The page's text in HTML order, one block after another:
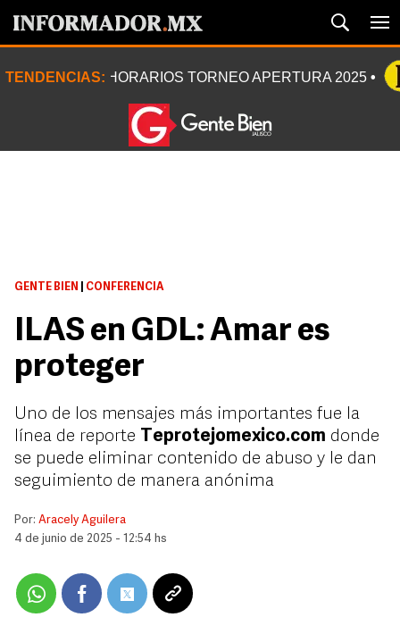
TENDENCIAS: HORARIOS TORNEO APERTURA 2025
GENTE BIEN CONFERENCIA
ILAS en GDL: Amar es
proteger
Uno de los mensajes más importantes fue la
línea de reporte Teprotejomexico.com donde
se puede eliminar contenido de abuso y le dan
seguimiento de manera anónima
Por: Aracely Aguilera
4 de junio de 2025 - 12:54 hs